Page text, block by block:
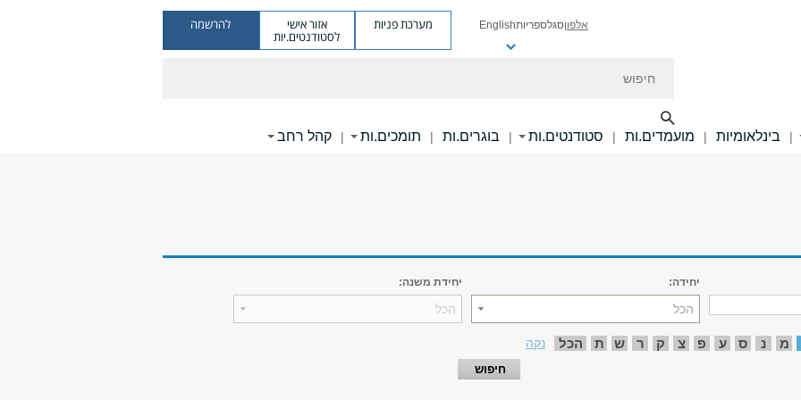
אלפוןסגלספריותEnglish מערכת פניות אזור אישי
לסטודנטים.יות
להרשמה
| בינלאומיות | מועמדים.ות | סטודנטים.ות | בוגרים.ות | תומכים.ות | קהל רחב
יחידה:
הכל
יחידת משנה:
הכל
מ נ ס ע פ צ ק ר ש ת הכל נקה